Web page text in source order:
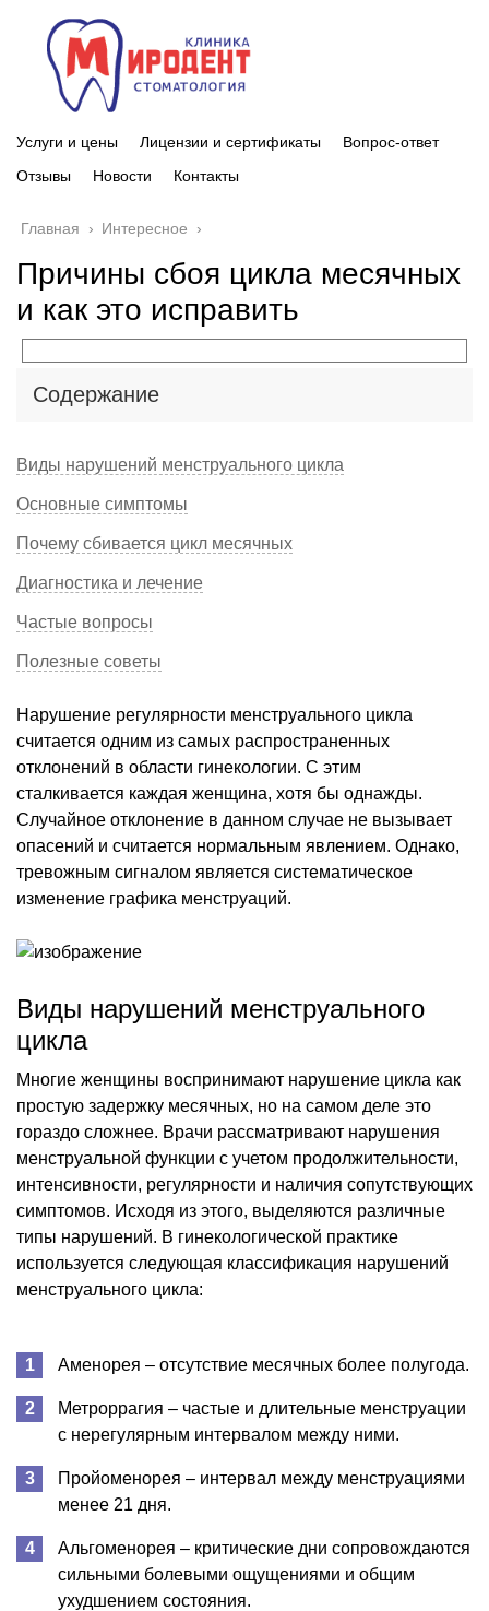
Услуги и цены Лицензии и сертификаты
Вопрос-ответ
Отзывы
Новости Контакты
Главная › Интересное ›
Причины сбоя цикла месячных
и как это исправить
Содержание
Виды нарушений менструального цикла
Основные симптомы
Почему сбивается цикл месячных
Диагностика и лечение
Частые вопросы
Полезные советы
Нарушение регулярности менструального цикла
считается одним из самых распространенных
отклонений в области гинекологии. С этим
сталкивается каждая женщина, хотя бы однажды.
Случайное отклонение в данном случае не вызывает
опасений и считается нормальным явлением. Однако,
тревожным сигналом является систематическое
изменение графика менструаций.
Виды нарушений менструального
цикла
Многие женщины воспринимают нарушение цикла как
простую задержку месячных, но на самом деле это
гораздо сложнее. Врачи рассматривают нарушения
менструальной функции с учетом продолжительности,
интенсивности, регулярности и наличия сопутствующих
симптомов. Исходя из этого, выделяются различные
типы нарушений. В гинекологической практике
используется следующая классификация нарушений
менструального цикла:
Аменорея – отсутствие месячных более полугода.
Метроррагия – частые и длительные менструации
с нерегулярным интервалом между ними.
Пройоменорея – интервал между менструациями
менее 21 дня.
Альгоменорея – критические дни сопровождаются
сильными болевыми ощущениями и общим
ухудшением состояния.